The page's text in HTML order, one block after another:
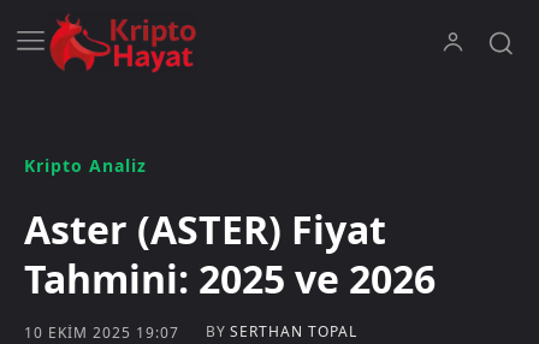
Kripto Analiz
Aster (ASTER) Fiyat
Tahmini: 2025 ve 2026
10 EKIM 2025 19:07 BY SERTHAN TOPAL